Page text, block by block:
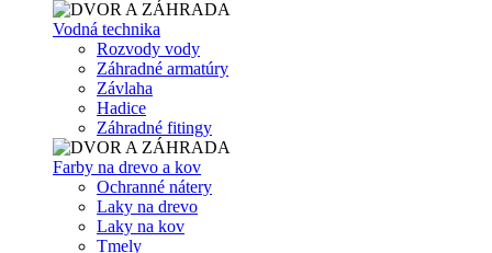
Vodná technika
Rozvody vody
Záhradné armatúry
Závlaha
Hadice
Záhradné fitingy
Farby na drevo a kov
Ochranné nátery
Laky na drevo
Laky na kov
Tmely